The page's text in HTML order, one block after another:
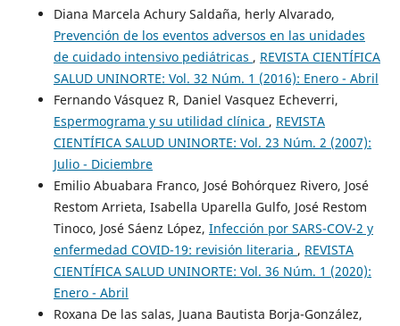
Diana Marcela Achury Saldaña, herly Alvarado,
Prevención de los eventos adversos en las unidades
de cuidado intensivo pediátricas , REVISTA CIENTÍFICA
SALUD UNINORTE: Vol. 32 Núm. 1 (2016): Enero - Abril
Fernando Vásquez R, Daniel Vasquez Echeverri,
Espermograma y su utilidad clínica , REVISTA
CIENTÍFICA SALUD UNINORTE: Vol. 23 Núm. 2 (2007):
Julio - Diciembre
Emilio Abuabara Franco, José Bohórquez Rivero, José
Restom Arrieta, Isabella Uparella Gulfo, José Restom
Tinoco, José Sáenz López, Infección por SARS-COV-2 y
enfermedad COVID-19: revisión literaria , REVISTA
CIENTÍFICA SALUD UNINORTE: Vol. 36 Núm. 1 (2020):
Enero - Abril
Roxana De las salas, Juana Bautista Borja-González,